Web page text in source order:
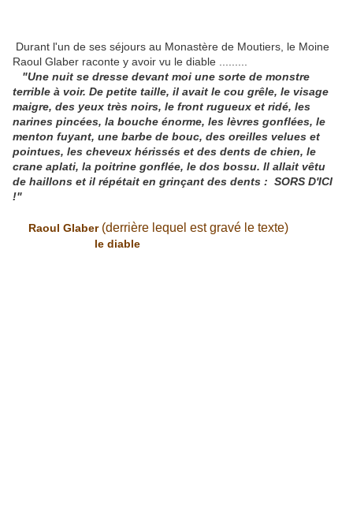
Durant l'un de ses séjours au Monastère de Moutiers, le Moine
Raoul Glaber raconte y avoir vu le diable .........
"Une nuit se dresse devant moi une sorte de monstre
terrible à voir. De petite taille, il avait le cou grêle, le visage
maigre, des yeux très noirs, le front rugueux et ridé, les
narines pincées, la bouche énorme, les lèvres gonflées, le
menton fuyant, une barbe de bouc, des oreilles velues et
pointues, les cheveux hérissés et des dents de chien, le
crane aplati, la poitrine gonflée, le dos bossu. Il allait vêtu
de haillons et il répétait en grinçant des dents : SORS D'ICI
!"
Raoul Glaber (derrière lequel est gravé le texte)
le diable